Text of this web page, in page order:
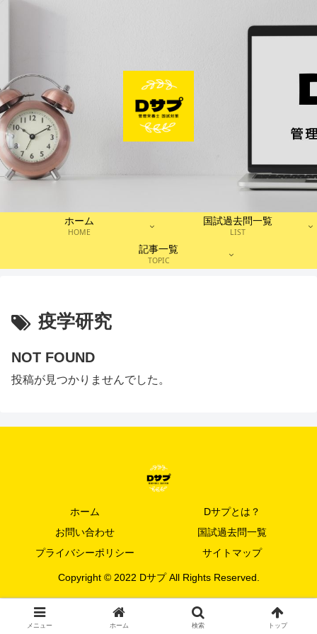
ホーム
HOME
国試過去問一覧
LIST
記事一覧
TOPIC
疫学研究
NOT FOUND
投稿が見つかりませんでした。
ホーム
Dサプとは？
お問い合わせ
国試過去問一覧
プライバシーポリシー
サイトマップ
Copyright © 2022 Dサプ All Rights Reserved.
メニュー ホーム 検索 トップ